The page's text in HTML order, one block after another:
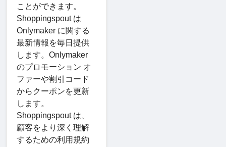
ことができます。
Shoppingspout は
Onlymaker に関する
最新情報を毎日提供
します。Onlymaker
のプロモーション オ
ファーや割引コード
からクーポンを更新
します。
Shoppingspout は、
顧客をより深く理解
するための利用規約